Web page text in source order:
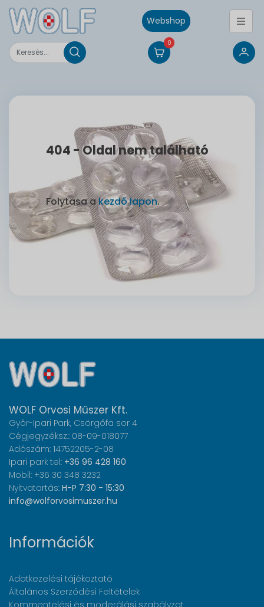
Webshop
0
404 - Oldal nem található
Folytasa akezdő lapon.
WOLF Orvosi Műszer Kft.
Győr-Ipari Park, Csörgőfa sor 4
Cégjegyzéksz.: 08-09-018077
Adószám: 14752205-2-08
Ipari park tel: +36 96 428 160
Mobil: +36 30 348 3232
Nyitvatartás: H-P 7:30 - 15:30
info@wolforvosimuszer.hu
Információk
Adatkezelési tájékoztató
Általános Szerződési Feltételek
Kommentelési és moderálási szabályzat